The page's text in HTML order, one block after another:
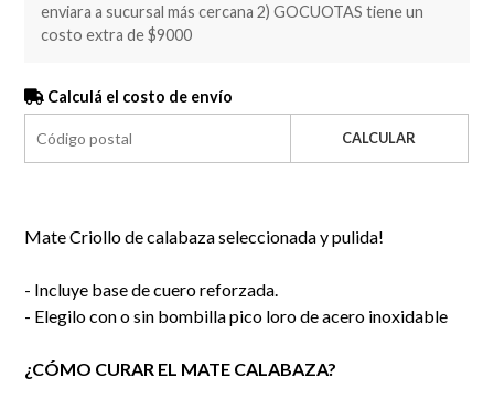
enviara a sucursal más cercana 2) GOCUOTAS tiene un
costo extra de $9000
Calculá el costo de envío
CALCULAR
Mate Criollo de calabaza seleccionada y pulida!
- Incluye base de cuero reforzada.
- Elegilo con o sin bombilla pico loro de acero inoxidable
¿CÓMO CURAR EL MATE CALABAZA?